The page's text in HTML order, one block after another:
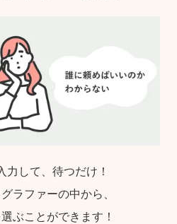
力して、待つだけ！
ラファーの中から、
ぶことができます！